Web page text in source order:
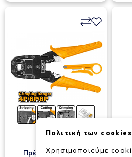
Πρέσα Ακροδεκτών
Πολιτική των cookies
Χρησιμοποιούμε